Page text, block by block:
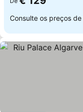
Consulte os preços de